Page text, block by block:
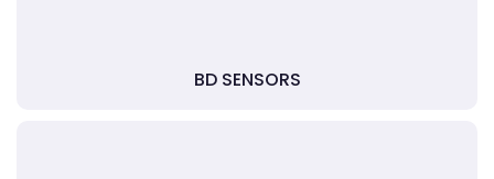
BD SENSORS